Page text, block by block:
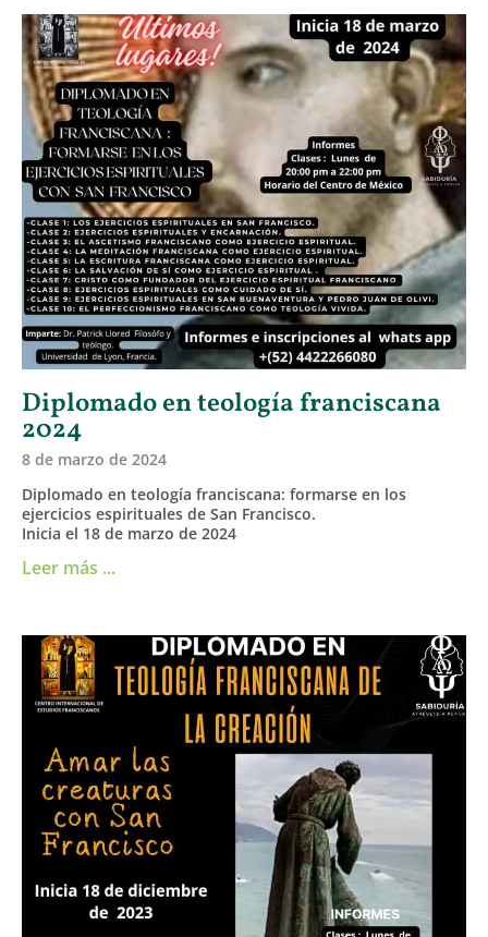
Diplomado en teología franciscana
2024
8 de marzo de 2024
Diplomado en teología franciscana: formarse en los
ejercicios espirituales de San Francisco.
Inicia el 18 de marzo de 2024
Leer más ...